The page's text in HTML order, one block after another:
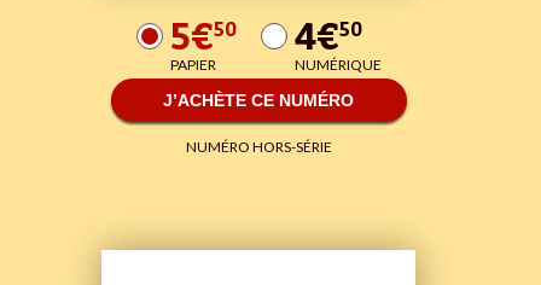
5€50
PAPIER 4€50
NUMÉRIQUE
J’ACHÈTE CE NUMÉRO
NUMÉRO HORS-SÉRIE